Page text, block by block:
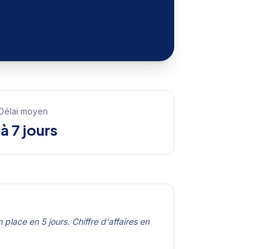
moyen
7 jours
place en 5 jours. Chiffre d'affaires en